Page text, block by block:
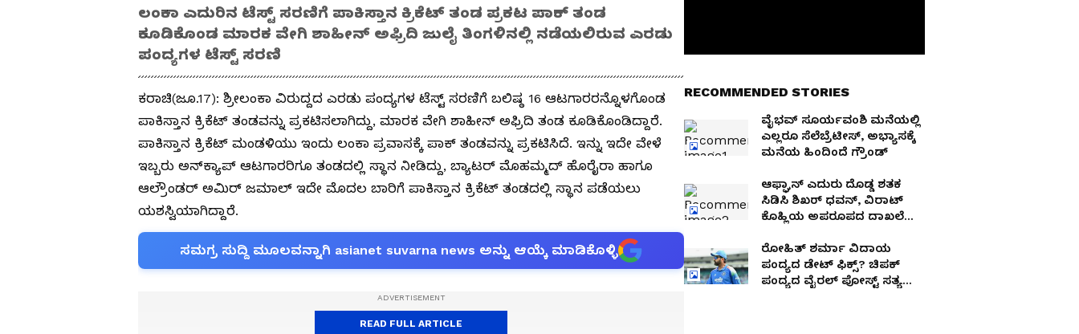
ಲಂಕಾ ಎದುರಿನ ಟೆಸ್ಟ್ ಸರಣಿಗೆ ಪಾಕಿಸ್ತಾನ ಕ್ರಿಕೆಟ್ ತಂಡ ಪ್ರಕಟ ಪಾಕ್‌ ತಂಡ
ಕೂಡಿಕೊಂಡ ಮಾರಕ ವೇಗಿ ಶಾಹೀನ್ ಅಫ್ರಿದಿ ಜುಲೈ ತಿಂಗಳಿನಲ್ಲಿ ನಡೆಯಲಿರುವ ಎರಡು
ಪಂದ್ಯಗಳ ಟೆಸ್ಟ್ ಸರಣಿ
ಕರಾಚಿ(ಜೂ.17): ಶ್ರೀಲಂಕಾ ವಿರುದ್ದದ ಎರಡು ಪಂದ್ಯಗಳ ಟೆಸ್ಟ್ ಸರಣಿಗೆ ಬಲಿಷ್ಠ 16 ಆಟಗಾರರನ್ನೊಳಗೊಂಡ
ಪಾಕಿಸ್ತಾನ ಕ್ರಿಕೆಟ್ ತಂಡವನ್ನು ಪ್ರಕಟಿಸಲಾಗಿದ್ದು, ಮಾರಕ ವೇಗಿ ಶಾಹೀನ್ ಅಫ್ರಿದಿ ತಂಡ ಕೂಡಿಕೊಂಡಿದ್ದಾರೆ.
ಪಾಕಿಸ್ತಾನ ಕ್ರಿಕೆಟ್ ಮಂಡಳಿಯು ಇಂದು ಲಂಕಾ ಪ್ರವಾಸಕ್ಕೆ ಪಾಕ್ ತಂಡವನ್ನು ಪ್ರಕಟಿಸಿದೆ. ಇನ್ನು ಇದೇ ವೇಳೆ
ಇಬ್ಬರು ಅನ್‌ಕ್ಯಾಪ್ ಆಟಗಾರರಿಗೂ ತಂಡದಲ್ಲಿ ಸ್ಥಾನ ನೀಡಿದ್ದು, ಬ್ಯಾಟರ್ ಮೊಹಮ್ಮದ್ ಹೊರೈರಾ ಹಾಗೂ
ಆಲ್ರೌಂಡರ್‌ ಅಮಿರ್ ಜಮಾಲ್ ಇದೇ ಮೊದಲ ಬಾರಿಗೆ ಪಾಕಿಸ್ತಾನ ಕ್ರಿಕೆಟ್ ತಂಡದಲ್ಲಿ ಸ್ಥಾನ ಪಡೆಯಲು
ಯಶಸ್ವಿಯಾಗಿದ್ದಾರೆ.
ಸಮಗ್ರ ಸುದ್ದಿ ಮೂಲವನ್ನಾಗಿ asianet suvarna news ಅನ್ನು ಆಯ್ಕೆ ಮಾಡಿಕೊಳ್ಳಿ
READ FULL ARTICLE
RECOMMENDED STORIES
ವೈಭವ್ ಸೂರ್ಯವಂಶಿ ಮನೆಯಲ್ಲಿ
ಎಲ್ಲರೂ ಸೆಲೆಬ್ರೆಟೀಸ್, ಅಭ್ಯಾಸಕ್ಕೆ
ಮನೆಯ ಹಿಂದಿಂದೆ ಗ್ರೌಂಡ್
ಆಫ್ಘಾನ್ ಎದುರು ದೊಡ್ಡ ಶತಕ
ಸಿಡಿಸಿ ಶಿಖರ್ ಧವನ್, ವಿರಾಟ್
ಕೊಹ್ಲಿಯ ಅಪರೂಪದ ದಾಖಲೆ
ರೋಹಿತ್ ಶರ್ಮಾ ವಿದಾಯ
ಪಂದ್ಯದ ಡೇಟ್ ಫಿಕ್ಸ್? ಚಿಪಕ್
ಪಂದ್ಯದ ವೈರಲ್ ಪೋಸ್ಟ್ ಸತ್ಯ